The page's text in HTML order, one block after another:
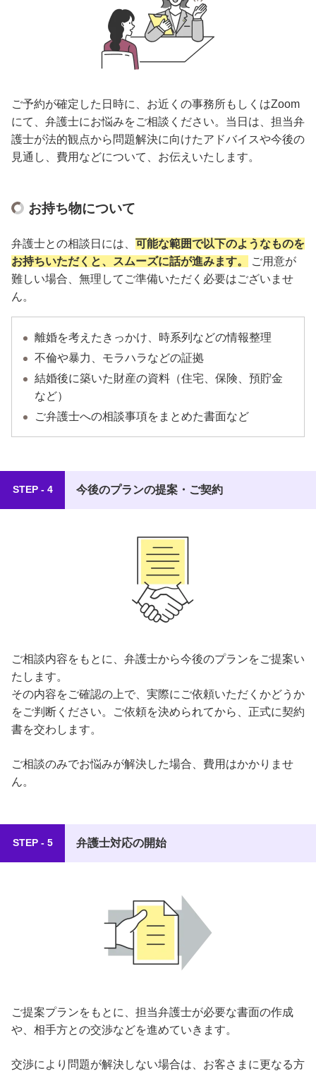
ご予約が確定した日時に、お近くの事務所もしくはZoom
にて、弁護士にお悩みをご相談ください。当日は、担当弁
護士が法的観点から問題解決に向けたアドバイスや今後の
見通し、費用などについて、お伝えいたします。
お持ち物について
弁護士との相談日には、 可能な範囲で以下のようなものを
お持ちいただくと、スムーズに話が進みます。
ご用意が
難しい場合、無理してご準備いただく必要はございませ
ん。
離婚を考えたきっかけ、時系列などの情報整理
不倫や暴力、モラハラなどの証拠
結婚後に築いた財産の資料（住宅、保険、預貯金
など）
ご弁護士への相談事項をまとめた書面など
STEP - 4 今後のプランの提案・ご契約
ご相談内容をもとに、弁護士から今後のプランをご提案い
たします。
その内容をご確認の上で、実際にご依頼いただくかどうか
をご判断ください。ご依頼を決められてから、正式に契約
書を交わします。
ご相談のみでお悩みが解決した場合、費用はかかりませ
ん。
STEP - 5 弁護士対応の開始
ご提案プランをもとに、担当弁護士が必要な書面の作成
や、相手方との交渉などを進めていきます。
交渉により問題が解決しない場合は、お客さまに更なる方